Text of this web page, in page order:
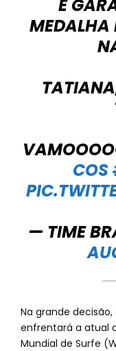
E
MEDALHA
COS
— TIME
Na grande
enfrentará a atual
Mundial de Surfe